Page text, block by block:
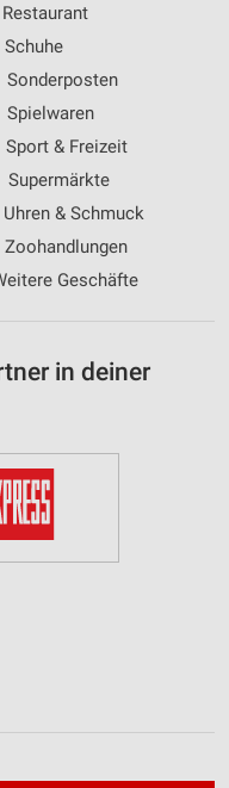
Restaurant
Schuhe
Sonderposten
Spielwaren
Sport & Freizeit
Supermärkte
Uhren & Schmuck
Zoohandlungen
Geschäfte
in deiner